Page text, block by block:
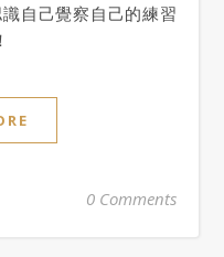
自己覺察自己的練習
0 Comments